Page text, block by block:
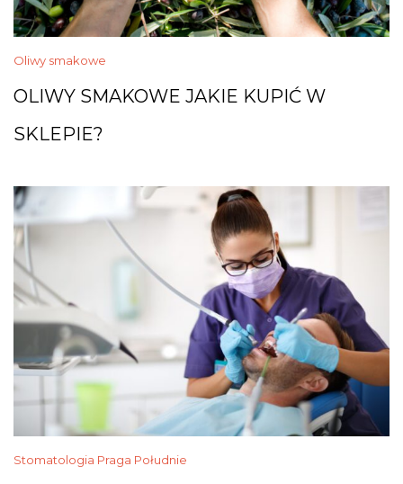
Oliwy smakowe
OLIWY SMAKOWE JAKIE KUPIĆ W
SKLEPIE?
Stomatologia Praga Południe